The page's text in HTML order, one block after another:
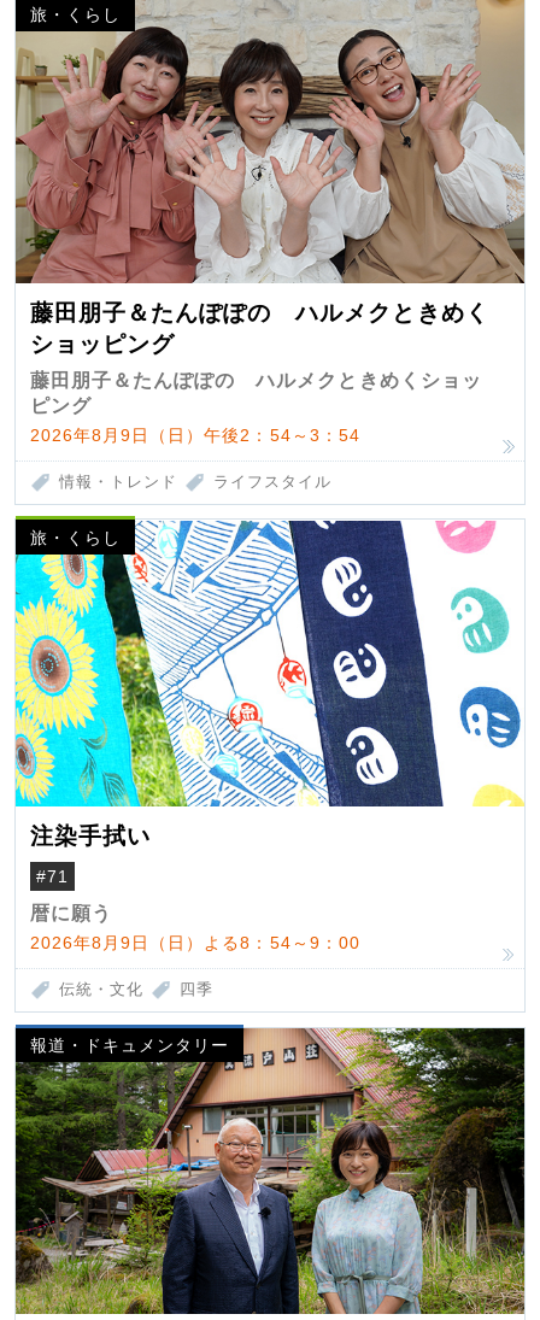
旅・くらし
藤田朋子＆たんぽぽの ハルメクときめく
ショッピング
藤田朋子＆たんぽぽの ハルメクときめくショッ
ピング
2026年8月9日（日）午後2：54～3：54
情報・トレンド ライフスタイル
旅・くらし
注染手拭い
#71
暦に願う
2026年8月9日（日）よる8：54～9：00
伝統・文化 四季
報道・ドキュメンタリー